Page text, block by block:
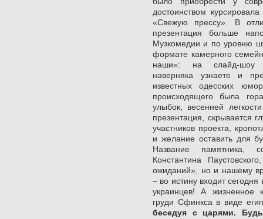
достоинством
«Свежую прессу». В
презентация больше
Музкомедии и по уровню
формате камерного
наши»: на слайд-
наверняка узнаете и
известных одесских
происходящего была
улыбок, весенней
презентация, скрывается
участников проекта,
и желание оставить для
Название памятника,
Константина
ожиданий», но и нашему
– во истину входит
украинцев! А жизненное
груди Сфинкса в виде
беседуя c царями.